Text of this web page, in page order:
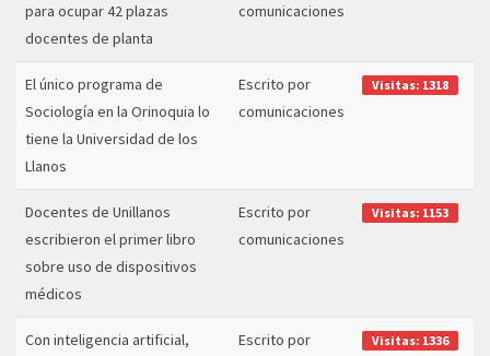
para ocupar 42 plazas
docentes de planta
comunicaciones
El único programa de
Sociología en la Orinoquia lo
tiene la Universidad de los
Llanos
Escrito por
comunicaciones
Visitas: 1318
Docentes de Unillanos
escribieron el primer libro
sobre uso de dispositivos
médicos
Escrito por
comunicaciones
Visitas: 1153
Con inteligencia artificial,
Escrito por
Visitas: 1336